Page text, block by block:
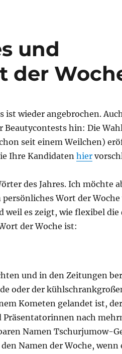
und
der
ist wieder angebrochen.
Beautycontests hin: Die
seit einem Weilchen)
Ihre Kandidaten hier
des Jahres. Ich möchte
Wort der
weil es zeigt, wie flexibel die
der Woche ist:
und in den Zeitungen
oder der
Kometen gelandet ist,
Präsentatorinnen nach
Namen Tschurjumow-
Namen der Woche, wenn